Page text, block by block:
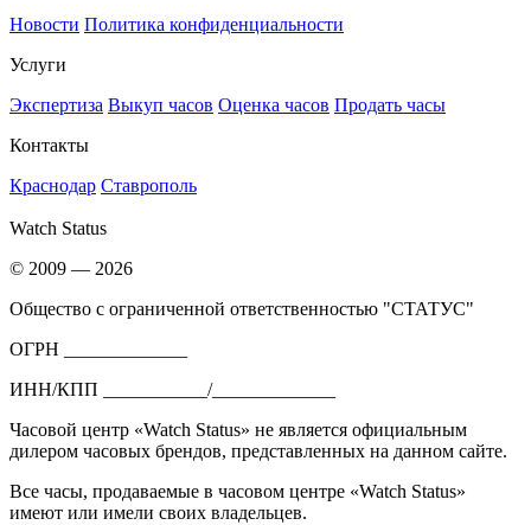
Новости Политика конфиденциальности
Услуги
Экспертиза Выкуп часов Оценка часов Продать часы
Контакты
Краснодар Ставрополь
Watch Status
© 2009 — 2026
Общество с ограниченной ответственностью "СТАТУС"
ОГРН _____________
ИНН/КПП ___________/_____________
Часовой центр «Watch Status» не является официальным
дилером часовых брендов, представленных на данном сайте.
Все часы, продаваемые в часовом центре «Watch Status»
имеют или имели своих владельцев.